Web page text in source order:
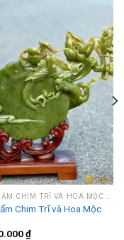
Chim Trĩ và Hoa Mộc
₫